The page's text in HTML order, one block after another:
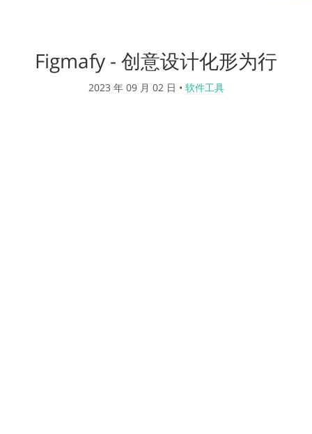
Figmafy - 创意设计化形为行
2023 年 09 月 02 日 • 软件工具